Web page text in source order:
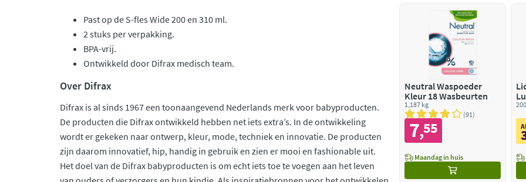
Past op de S-fles Wide 200 en 310 ml.
2 stuks per verpakking.
BPA-vrij.
Ontwikkeld door Difrax medisch team.
Over Difrax
Difrax is al sinds 1967 een toonaangevend Nederlands merk voor babyproducten.
De producten die Difrax ontwikkeld hebben net iets extra’s. In de ontwikkeling
wordt er gekeken naar ontwerp, kleur, mode, techniek en innovatie. De producten
zijn daarom innovatief, hip, handig in gebruik en zien er mooi en fashionable uit.
Het doel van de Difrax babyproducten is om echt iets toe te voegen aan het leven
Neutral Waspoeder
Kleur 18 Wasbeurten
1,187 kg
91
7,55
Maandag in huis